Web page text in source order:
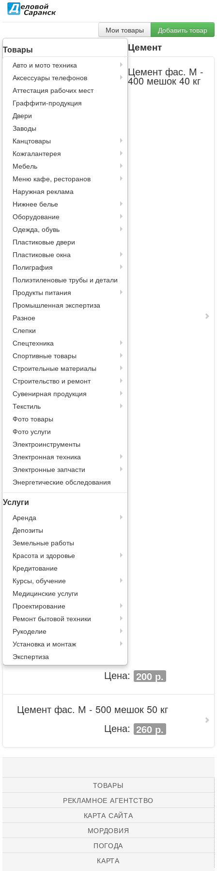
Мои товары Добавить товар
Товары
Авто и мото техника
Аксессуары телефонов
Аттестация рабочих мест
Граффити-продукция
Двери
Заводы
Канцтовары
Кожгалантерея
Мебель
Меню кафе, ресторанов
Наружная реклама
Нижнее белье
Оборудование
Одежда, обувь
Пластиковые двери
Пластиковые окна
Полиграфия
Полиэтиленовые трубы и детали
Продукты питания
Промышленная экспертиза
Разное
Слепки
Спецтехника
Спортивные товары
Строительные материалы
Строительство и ремонт
Сувенирная продукция
Текстиль
Фото товары
Фото услуги
Электроинструменты
Электронная техника
Электронные запчасти
Энергетические обследования
Услуги
Аренда
Депозиты
Земельные работы
Красота и здоровье
Кредитование
Курсы, обучение
Медицинские услуги
Проектирование
Ремонт бытовой техники
Рукоделие
Установка и монтаж
Экспертиза
Цемент
Цемент фас. М -
400 мешок 40 кг
Цена: 200 р.
Цемент фас. М - 500 мешок 50 кг
Цена: 260 р.
ТОВАРЫ
РЕКЛАМНОЕ АГЕНТСТВО
КАРТА САЙТА
МОРДОВИЯ
ПОГОДА
КАРТА